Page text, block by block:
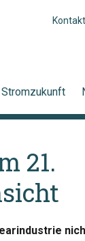
Kontakt
Stromzukunft
21.